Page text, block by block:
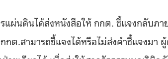
แผ่นดินได้ส่งหนังสือให้ กกต. ชี้แจงกลับภา
กต.สามารถชี้แจงได้หรือไม่ส่งคำชี้แจงมา